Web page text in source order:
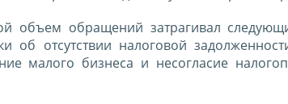
объем обращений затрагивал
об отсутствии налоговой
малого бизнеса и несогласие